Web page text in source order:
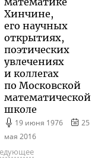
Хинчине,
его научных
открытиях,
поэтических
увлечениях
и коллегах
по Московской
математической
школе
19 июня 1976
25
мая 2016